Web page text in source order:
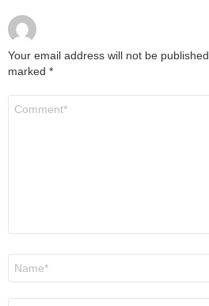
Your email address will not be published.
marked *